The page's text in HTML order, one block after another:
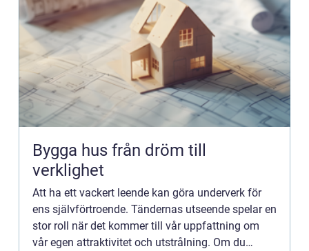
Bygga hus från dröm till
verklighet
Att ha ett vackert leende kan göra underverk för
ens självförtroende. Tändernas utseende spelar en
stor roll när det kommer till vår uppfattning om
vår egen attraktivitet och utstrålning. Om du